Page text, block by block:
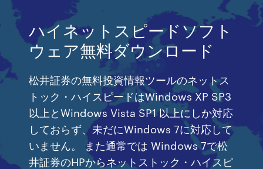
ハイネットスピードソフト
ウェア無料ダウンロード
松井証券の無料投資情報ツールのネットス
トック・ハイスピードはWindows XP SP3
以上とWindows Vista SP1 以上にしか対応
しておらず、未だにWindows 7に対応して
いません。 また通常では Windows 7で松
井証券のHPからネットストック・ハイスピ